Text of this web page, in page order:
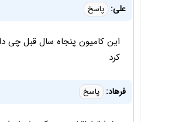
علی: پاسخ
کرد
فرهاد: پاسخ